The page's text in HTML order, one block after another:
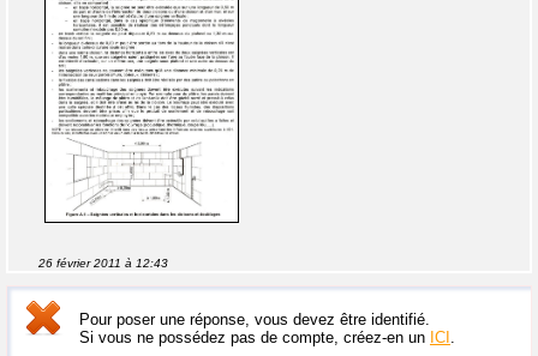
26 février 2011 à 12:43
Pour poser une réponse, vous devez être identifié.
Si vous ne possédez pas de compte, créez-en un ICI .